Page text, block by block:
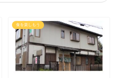
食を楽しもう